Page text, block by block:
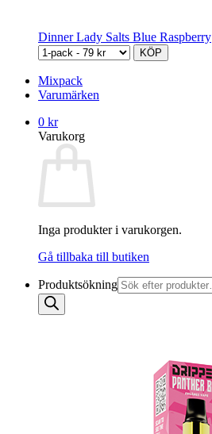
Dinner Lady Salts Blue Raspberry
KÖP
Mixpack
Varumärken
0 kr
Varukorg
Inga produkter i varukorgen.
Gå tillbaka till butiken
Produktsökning